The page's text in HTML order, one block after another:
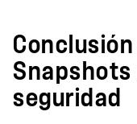
Snapshots
seguridad